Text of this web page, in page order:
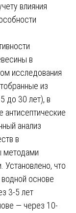
влияния
в
исследования
из
до 30 лет), в
антисептические
анализ
в
методами
Установлено, что
основе
3-5 лет
— через 10-